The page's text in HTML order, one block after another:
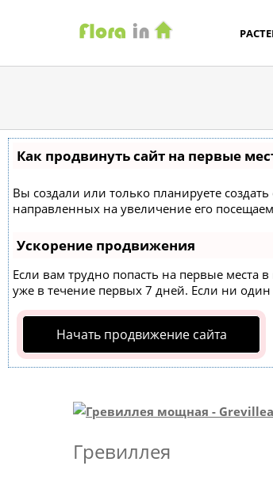
Как продвинуть сайт на первые
Вы создали или только планируете
направленных на увеличение его
Ускорение продвижения
Если вам трудно попасть на первые места
уже в течение первых 7 дней. Если ни один
Начать продвижение сайта
Гревиллея